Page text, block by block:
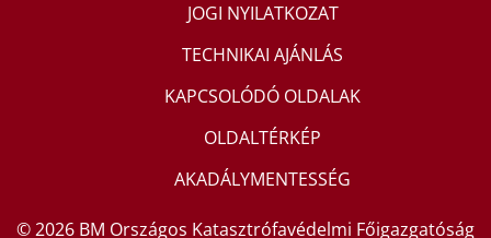
JOGI NYILATKOZAT
TECHNIKAI AJÁNLÁS
KAPCSOLÓDÓ OLDALAK
OLDALTÉRKÉP
AKADÁLYMENTESSÉG
© 2026 BM Országos Katasztrófavédelmi Főigazgatóság